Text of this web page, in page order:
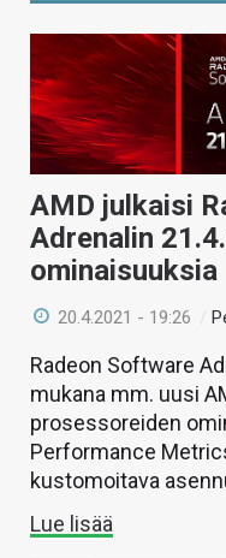
AMD julkaisi
Adrenalin
ominaisuuksia
20.4.2021 - 19:26 /
Radeon Software
mukana mm. uusi
prosessoreiden
Performance
kustomoitava
Lue lisää